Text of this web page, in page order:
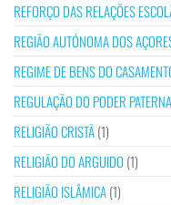
REFORÇO DAS RELAÇÕES
REGIÃO AUTÓNOMA DOS
REGIME DE BENS DO
REGULAÇÃO DO PODER
RELIGIÃO CRISTÃ(1)
RELIGIÃO DO ARGUIDO (1)
RELIGIÃO ISLÂMICA(1)